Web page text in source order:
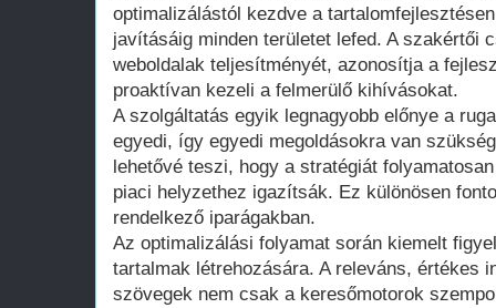
optimalizálástól kezdve a
javításáig minden területet lefed. A szakértői
weboldalak teljesítményét, azonosítja a
proaktívan kezeli a felmerülő kihívásokat.
A szolgáltatás egyik legnagyobb előnye a
egyedi, így egyedi megoldásokra van
lehetővé teszi, hogy a stratégiát
piaci helyzethez igazítsák. Ez különösen
rendelkező iparágakban.
Az optimalizálási folyamat során kiemelt
tartalmak létrehozására. A releváns, értékes
szövegek nem csak a keresőmotorok